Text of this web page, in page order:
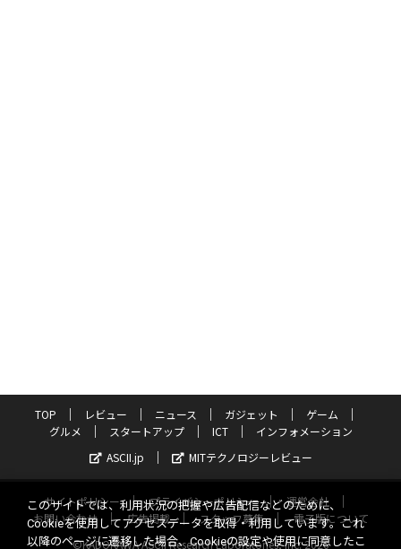
TOP レビュー ニュース ガジェット
ゲーム
グルメ
スタートアップ ICT
インフォメーション
ASCII.jp
MITテクノロジーレビュー
サイトポリシー プライバシーポリシー
運営会社
お問い合わせ
広告掲載 スタッフ募集
電子版について
©KADOKAWA ASCII Research Laboratories, Inc. 2026
このサイトでは、利用状況の把握や広告配信などのために、
Cookieを使用してアクセスデータを取得・利用しています。これ
以降のページに遷移した場合、Cookieの設定や使用に同意したこ